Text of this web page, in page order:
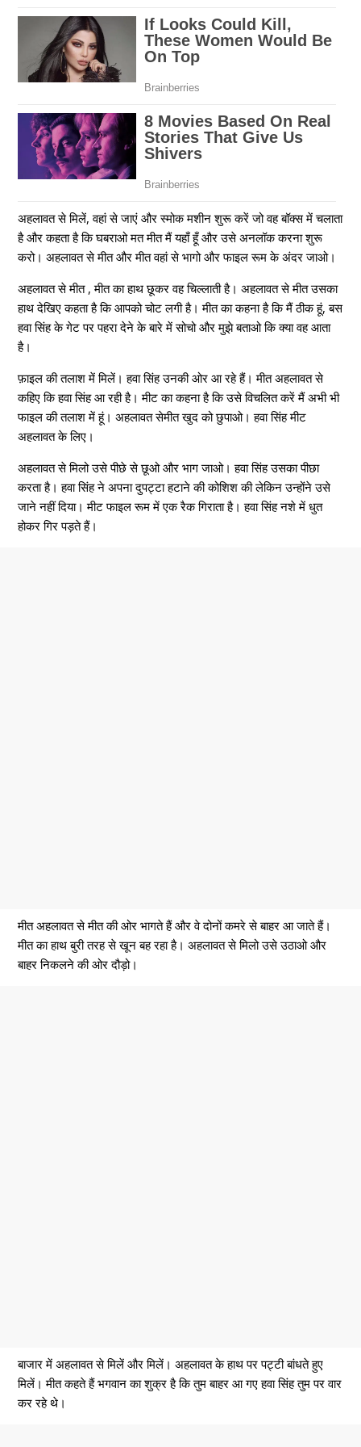
अहलावत से मिलें, वहां से जाएं और स्मोक मशीन शुरू करें जो वह बॉक्स में चलाता
है और कहता है कि घबराओ मत मीत मैं यहाँ हूँ और उसे अनलॉक करना शुरू
करो। अहलावत से मीत और मीत वहां से भागो और फाइल रूम के अंदर जाओ।
अहलावत से मीत , मीत का हाथ छूकर वह चिल्लाती है। अहलावत से मीत उसका
हाथ देखिए कहता है कि आपको चोट लगी है। मीत का कहना है कि मैं ठीक हूं, बस
हवा सिंह के गेट पर पहरा देने के बारे में सोचो और मुझे बताओ कि क्या वह आता
है।
फ़ाइल की तलाश में मिलें। हवा सिंह उनकी ओर आ रहे हैं। मीत अहलावत से
कहिए कि हवा सिंह आ रही है। मीट का कहना है कि उसे विचलित करें मैं अभी भी
फाइल की तलाश में हूं। अहलावत सेमीत खुद को छुपाओ। हवा सिंह मीट
अहलावत के लिए।
अहलावत से मिलो उसे पीछे से छूओ और भाग जाओ। हवा सिंह उसका पीछा
करता है। हवा सिंह ने अपना दुपट्टा हटाने की कोशिश की लेकिन उन्होंने उसे
जाने नहीं दिया। मीट फाइल रूम में एक रैक गिराता है। हवा सिंह नशे में धुत
होकर गिर पड़ते हैं।
मीत अहलावत से मीत की ओर भागते हैं और वे दोनों कमरे से बाहर आ जाते हैं।
मीत का हाथ बुरी तरह से खून बह रहा है। अहलावत से मिलो उसे उठाओ और
बाहर निकलने की ओर दौड़ो।
बाजार में अहलावत से मिलें और मिलें। अहलावत के हाथ पर पट्टी बांधते हुए
मिलें। मीत कहते हैं भगवान का शुक्र है कि तुम बाहर आ गए हवा सिंह तुम पर वार
कर रहे थे।